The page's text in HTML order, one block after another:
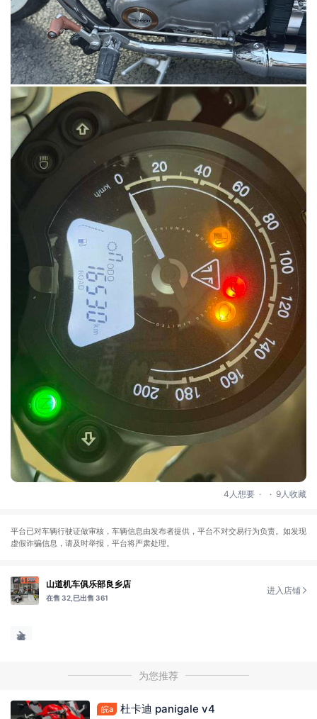
4人想要 . . 9人收藏
平台已对车辆行驶证做审核，车辆信息由发布者提供，平台不对交易行为负责。如发现
虚假诈骗信息，请及时举报，平台将严肃处理。
山道机车俱乐部良乡店
在售 32, 已出售 361
进入店铺
为您推荐
皖a 杜卡迪 panigale v4